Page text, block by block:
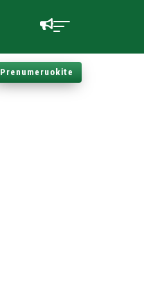
Prenumeruokite